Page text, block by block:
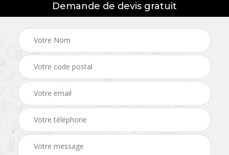
Demande de devis gratuit